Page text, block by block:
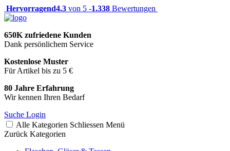
Hervorragend4.3 von 5 -1.338 Bewertungen
650K zufriedene Kunden
Dank persönlichem Service
Kostenlose Muster
Für Artikel bis zu 5 €
80 Jahre Erfahrung
Wir kennen Ihren Bedarf
Suche Login
Alle Kategorien Schliessen Menü
Zurück Kategorien